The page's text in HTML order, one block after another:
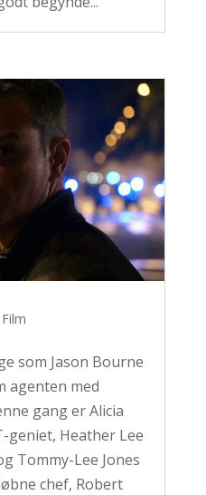
Film
som Jason Bourne
agenten med
gang er Alicia
geniet, Heather Lee
Tommy-Lee Jones
chef, Robert